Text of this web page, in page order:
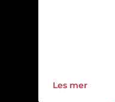
Les mer